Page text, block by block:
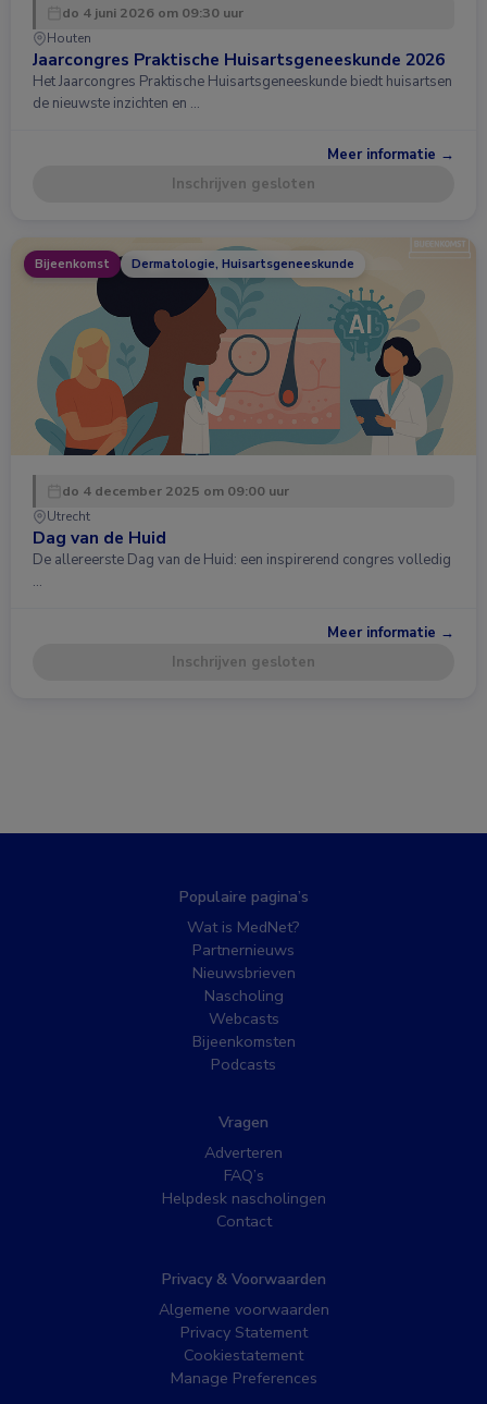
do 4 juni 2026 om 09:30 uur
Houten
Jaarcongres Praktische Huisartsgeneeskunde 2026
Het Jaarcongres Praktische Huisartsgeneeskunde biedt huisartsen
de nieuwste inzichten en …
Meer informatie →
Inschrijven gesloten
Bijeenkomst Dermatologie, Huisartsgeneeskunde
do 4 december 2025 om 09:00 uur
Utrecht
Dag van de Huid
De allereerste Dag van de Huid: een inspirerend congres volledig
…
Meer informatie →
Inschrijven gesloten
Populaire pagina’s
Wat is MedNet?
Partnernieuws
Nieuwsbrieven
Nascholing
Webcasts
Bijeenkomsten
Podcasts
Vragen
Adverteren
FAQ’s
Helpdesk nascholingen
Contact
Privacy & Voorwaarden
Algemene voorwaarden
Privacy Statement
Cookiestatement
Manage Preferences